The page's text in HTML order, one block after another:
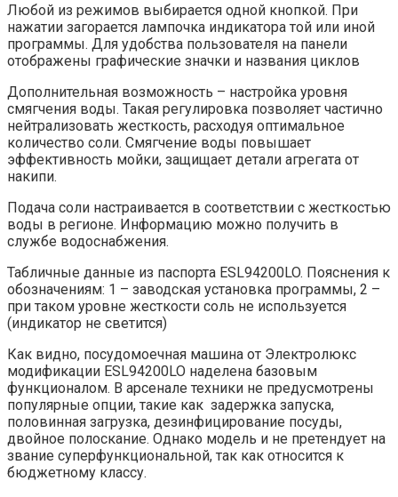
Любой из режимов выбирается одной кнопкой. При
нажатии загорается лампочка индикатора той или иной
программы. Для удобства пользователя на панели
отображены графические значки и названия циклов
Дополнительная возможность – настройка уровня
смягчения воды. Такая регулировка позволяет частично
нейтрализовать жесткость, расходуя оптимальное
количество соли. Смягчение воды повышает
эффективность мойки, защищает детали агрегата от
накипи.
Подача соли настраивается в соответствии с жесткостью
воды в регионе. Информацию можно получить в
службе водоснабжения.
Табличные данные из паспорта ESL94200LO. Пояснения к
обозначениям: 1 – заводская установка программы, 2 –
при таком уровне жесткости соль не используется
(индикатор не светится)
Как видно, посудомоечная машина от Электролюкс
модификации ESL94200LO наделена базовым
функционалом. В арсенале техники не предусмотрены
популярные опции, такие как задержка запуска,
половинная загрузка, дезинфицирование посуды,
двойное полоскание. Однако модель и не претендует на
звание суперфункциональной, так как относится к
бюджетному классу.